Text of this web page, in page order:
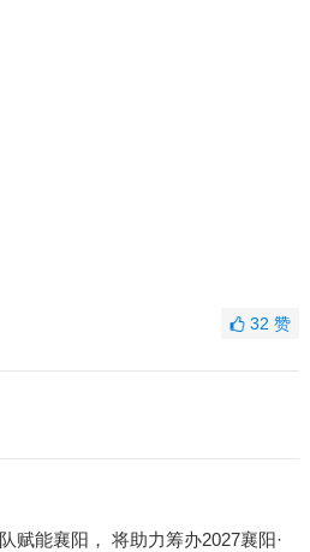
32赞
赋能襄阳， 将助力筹办2027襄阳·